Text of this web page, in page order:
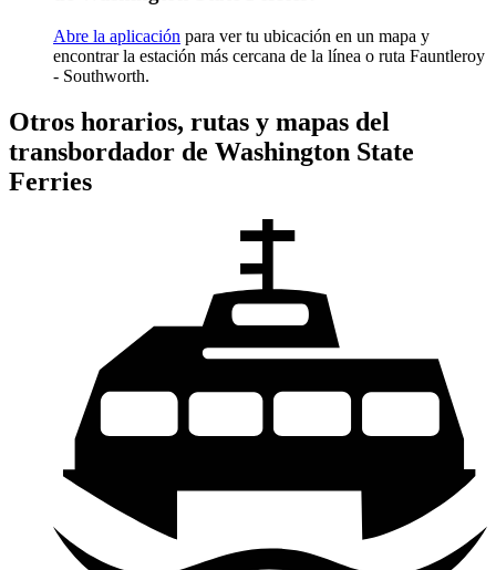
Abre la aplicación para ver tu ubicación en un mapa y
encontrar la estación más cercana de la línea o ruta Fauntleroy
- Southworth.
Otros horarios, rutas y mapas del
transbordador de Washington State
Ferries